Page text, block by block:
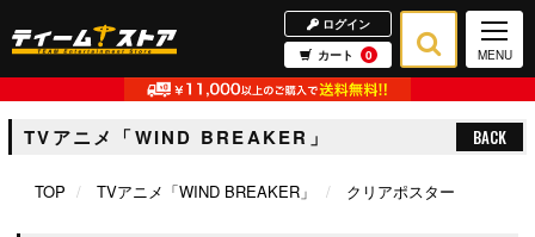
ログイン
カート
0 MENU
TVアニメ「WIND BREAKER」 BACK
TOP TVアニメ「WIND BREAKER」 クリアポスター